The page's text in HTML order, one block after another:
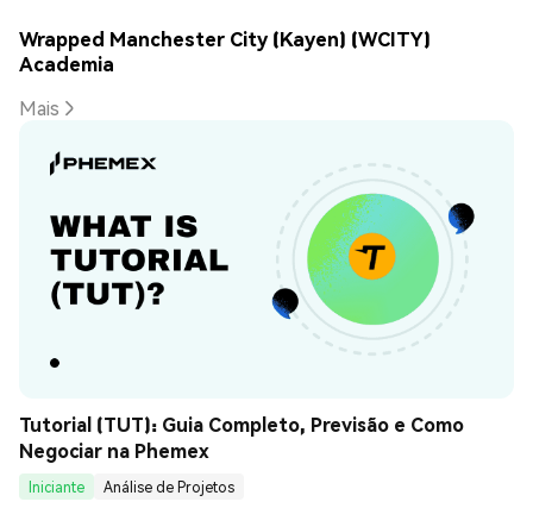
Wrapped Manchester City (Kayen) (WCITY)
Academia
Mais
Tutorial (TUT): Guia Completo, Previsão e Como
Negociar na Phemex
Iniciante
Análise de Projetos